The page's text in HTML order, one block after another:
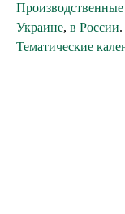
Производственные
Украине, в России.
Тематические